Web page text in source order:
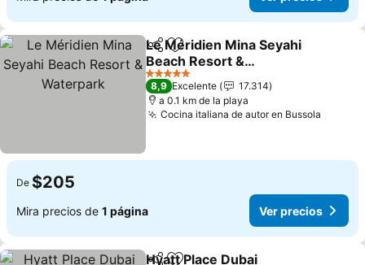
CompartirAgregar a favoritos
Le Méridien Mina Seyahi
Beach Resort &
Waterpark
5 Estrellas
8,9 Excelente
17.314
a 0.1 km de la playa
Cocina italiana de autor en Bussola
De $205
Mira precios de 1 página Ver precios
Hyatt Place Dubai